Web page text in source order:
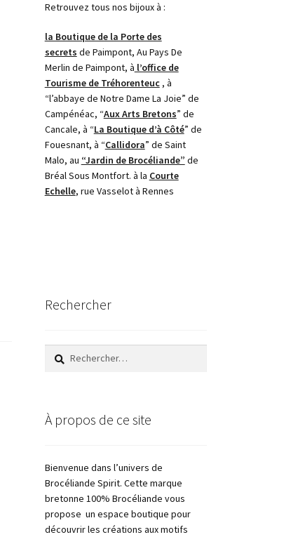
Retrouvez tous nos bijoux à :
la Boutique de la Porte des
secrets de Paimpont, Au Pays De
Merlin de Paimpont, à l’office de
Tourisme de Tréhorenteuc, à
“l’abbaye de Notre Dame La Joie” de
Campénéac, “Aux Arts Bretons” de
Cancale, à “La Boutique d’à Côté” de
Fouesnant, à “Callidora” de Saint
Malo, au “Jardin de Brocéliande” de
Bréal Sous Montfort. à la Courte
Echelle, rue Vasselot à Rennes
Rechercher
Rechercher :
À propos de ce site
Bienvenue dans l’univers de
Brocéliande Spirit. Cette marque
bretonne 100% Brocéliande vous
propose un espace boutique pour
découvrir les créations aux motifs